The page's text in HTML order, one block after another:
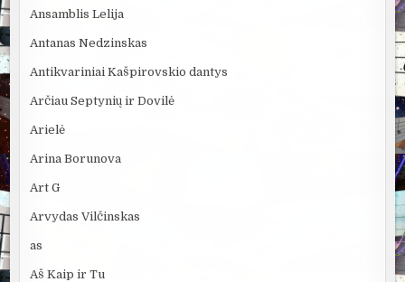
Ansamblis Lelija
Antanas Nedzinskas
Antikvariniai Kašpirovskio dantys
Arčiau Septynių ir Dovilė
Arielė
Arina Borunova
Art G
Arvydas Vilčinskas
as
Aš Kaip ir Tu